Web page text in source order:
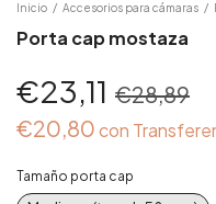
Inicio / Accesorios para cámaras /
Porta cap mostaza
€23,11 €28,89
€20,80con
Tamaño porta cap